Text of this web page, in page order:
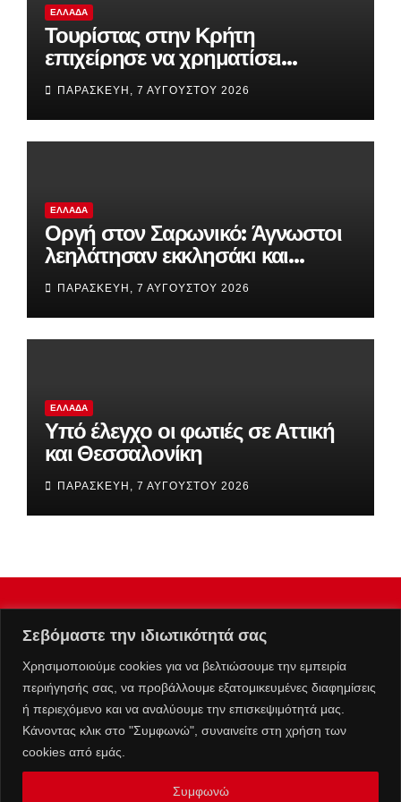
Σεβόμαστε την ιδιωτικότητά σας
Χρησιμοποιούμε cookies για να βελτιώσουμε την εμπειρία
περιήγησής σας, να προβάλλουμε εξατομικευμένες διαφημίσεις
ή περιεχόμενο και να αναλύουμε την επισκεψιμότητά μας.
Κάνοντας κλικ στο "Συμφωνώ", συναινείτε στη χρήση των
cookies από εμάς.
Συμφωνώ
ΕΛΛΆΔΑ
Τουρίστας στην Κρήτη
επιχείρησε να χρηματίσει
υπάλληλο για να του επιτρέψει
να ασελγήσει σε ανήλικη
ΠΑΡΑΣΚΕΥΉ, 7 ΑΥΓΟΎΣΤΟΥ 2026
ΕΛΛΆΔΑ
Οργή στον Σαρωνικό: Άγνωστοι
λεηλάτησαν εκκλησάκι και
προκάλεσαν καταστροφές στο
Ιερό
ΠΑΡΑΣΚΕΥΉ, 7 ΑΥΓΟΎΣΤΟΥ 2026
ΕΛΛΆΔΑ
Υπό έλεγχο οι φωτιές σε Αττική
και Θεσσαλονίκη
ΠΑΡΑΣΚΕΥΉ, 7 ΑΥΓΟΎΣΤΟΥ 2026